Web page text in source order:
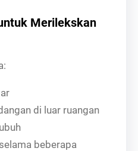
Merilekskan
di luar ruangan
beberapa